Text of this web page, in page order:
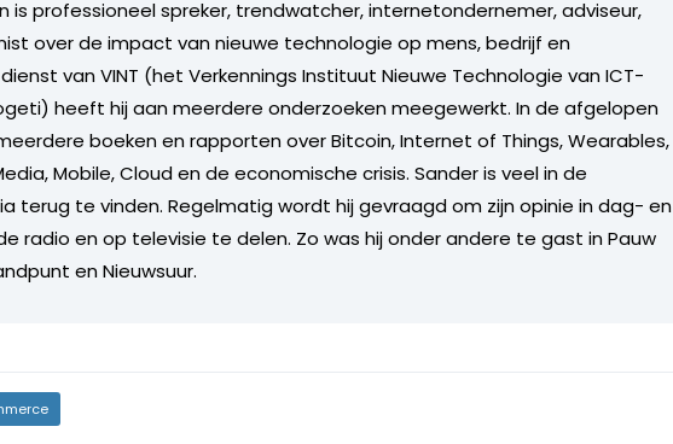
is professioneel spreker, trendwatcher, internetondernemer, adviseur,
over de impact van nieuwe technologie op mens, bedrijf en
van VINT (het Verkennings Instituut Nieuwe Technologie van ICT-
heeft hij aan meerdere onderzoeken meegewerkt. In de afgelopen
boeken en rapporten over Bitcoin, Internet of Things, Wearables,
Mobile, Cloud en de economische crisis. Sander is veel in de
terug te vinden. Regelmatig wordt hij gevraagd om zijn opinie in dag- en
radio en op televisie te delen. Zo was hij onder andere te gast in Pauw
en Nieuwsuur.